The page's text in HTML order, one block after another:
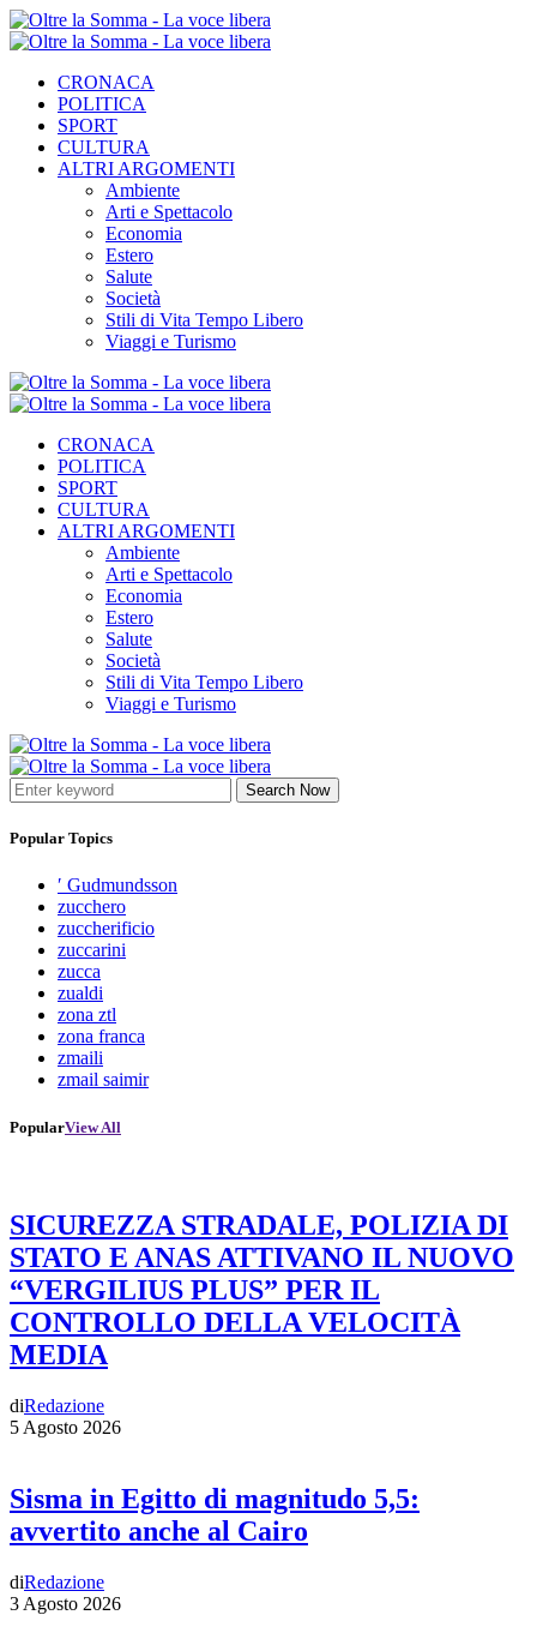
CRONACA
POLITICA
SPORT
CULTURA
ALTRI ARGOMENTI
Ambiente
Arti e Spettacolo
Economia
Estero
Salute
Società
Stili di Vita Tempo Libero
Viaggi e Turismo
CRONACA
POLITICA
SPORT
CULTURA
ALTRI ARGOMENTI
Ambiente
Arti e Spettacolo
Economia
Estero
Salute
Società
Stili di Vita Tempo Libero
Viaggi e Turismo
Search Now
Popular Topics
′ Gudmundsson
zucchero
zuccherificio
zuccarini
zucca
zualdi
zona ztl
zona franca
zmaili
zmail saimir
PopularView All
SICUREZZA STRADALE, POLIZIA DI
STATO E ANAS ATTIVANO IL NUOVO
“VERGILIUS PLUS” PER IL
CONTROLLO DELLA VELOCITÀ
MEDIA
diRedazione
5 Agosto 2026
Sisma in Egitto di magnitudo 5,5:
avvertito anche al Cairo
diRedazione
3 Agosto 2026